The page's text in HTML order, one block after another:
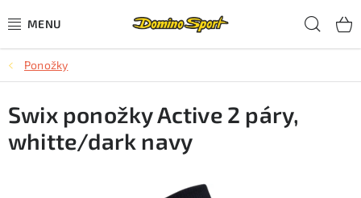
na
CYKLISTIKA
SJEZDOVÉ LYŽOVÁNÍ
SKIALPOVÉ LYŽOVÁNÍ
Ponožky
Swix ponožky Active 2 páry,
whitte/dark navy